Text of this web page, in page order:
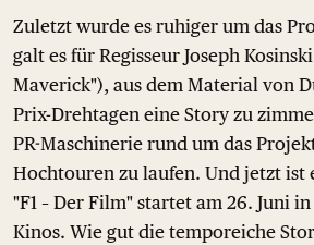
Zuletzt wurde es ruhiger um das
galt es für Regisseur Joseph
Maverick"), aus dem Material von
Prix-Drehtagen eine Story zu
PR-Maschinerie rund um das
Hochtouren zu laufen. Und jetzt ist
"F1 – Der Film" startet am 26. Juni
Kinos. Wie gut die temporeiche